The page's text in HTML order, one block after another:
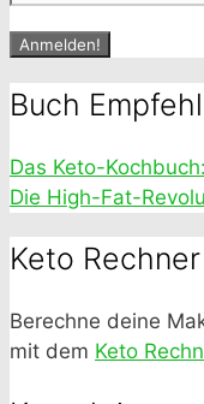
Buch
Das Keto-
Die High-Fat-
Keto Rechner
Berechne deine
mit dem Keto